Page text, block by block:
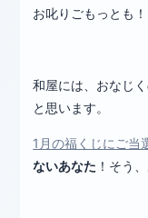
お叱りごもっとも！
和屋には、おなじ
と思います。
1月の福くじにご当
ないあなた ！そう